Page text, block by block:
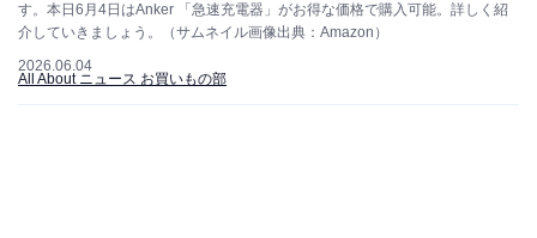
す。本日6月4日はAnker 「急速充電器」がお得な価格で購入可能。詳しく紹
介していきましょう。（サムネイル画像出典：Amazon）
2026.06.04
All About ニュース お買いもの部